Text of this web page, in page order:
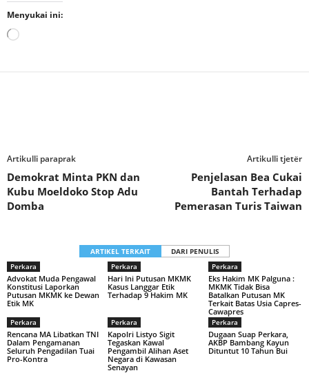
Menyukai ini:
Memuat...
Artikulli paraprak
Demokrat Minta PKN dan
Kubu Moeldoko Stop Adu
Domba
Artikulli tjetër
Penjelasan Bea Cukai
Bantah Terhadap
Pemerasan Turis Taiwan
ARTIKEL TERKAIT
DARI PENULIS
Perkara
Advokat Muda Pengawal
Konstitusi Laporkan
Putusan MKMK ke Dewan
Etik MK
Perkara
Hari Ini Putusan MKMK
Kasus Langgar Etik
Terhadap 9 Hakim MK
Perkara
Eks Hakim MK Palguna :
MKMK Tidak Bisa
Batalkan Putusan MK
Terkait Batas Usia Capres-
Cawapres
Perkara
Rencana MA Libatkan TNI
Dalam Pengamanan
Seluruh Pengadilan Tuai
Pro-Kontra
Perkara
Kapolri Listyo Sigit
Tegaskan Kawal
Pengambil Alihan Aset
Negara di Kawasan
Senayan
Perkara
Dugaan Suap Perkara,
AKBP Bambang Kayun
Dituntut 10 Tahun Bui